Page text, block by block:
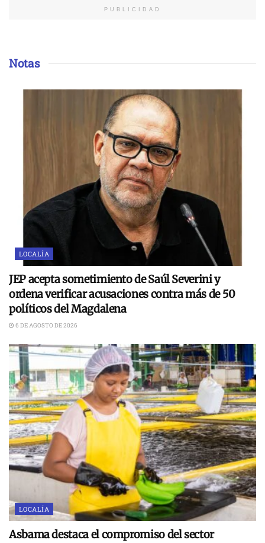
PUBLICIDAD
Notas
LOCALÍA
JEP acepta sometimiento de Saúl Severini y
ordena verificar acusaciones contra más de 50
políticos del Magdalena
6 DE AGOSTO DE 2026
LOCALÍA
Asbama destaca el compromiso del sector